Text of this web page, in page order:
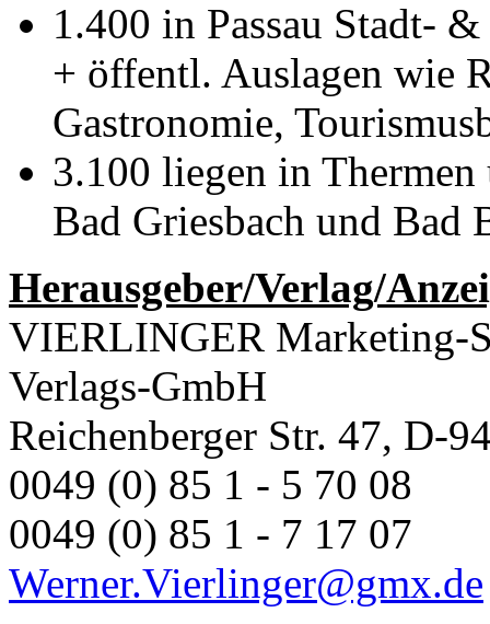
1.400 in Passau Stadt-
+ öffentl. Auslagen wie
Gastronomie,
3.100 liegen in
Bad Griesbach und Bad
Herausgeber/Verlag/
VIERLINGER Marketing-
Verlags-GmbH
Reichenberger Str. 47, D-
0049 (0) 85 1 - 5 70 08
0049 (0) 85 1 - 7 17 07
Werner.Vierlinger@gmx.de